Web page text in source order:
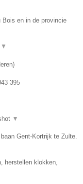
Bois en in de provincie
▼
)
395
▼
Gent-Kortrijk te Zulte.
herstellen klokken,